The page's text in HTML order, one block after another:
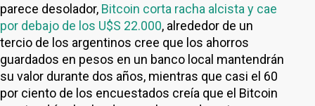
parece desolador, Bitcoin corta racha alcista y cae
por debajo de los U$S 22.000, alrededor de un
tercio de los argentinos cree que los ahorros
guardados en pesos en un banco local mantendrán
su valor durante dos años, mientras que casi el 60
por ciento de los encuestados creía que el Bitcoin